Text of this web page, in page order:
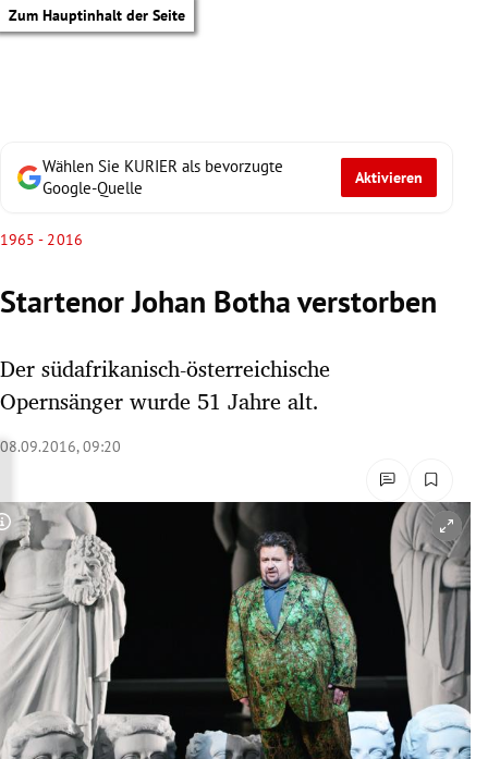
Zum Hauptinhalt der Seite
Untermenü
Untermenü
Untermenü
Untermenü
Untermenü
Untermenü
Wählen Sie KURIER als bevorzugte
Google-Quelle
Aktivieren
1965 - 2016
Startenor Johan Botha verstorben
Der südafrikanisch-österreichische
Opernsänger wurde 51 Jahre alt.
08.09.2016, 09:20
Copyright-Hinweis öffnen/schließen